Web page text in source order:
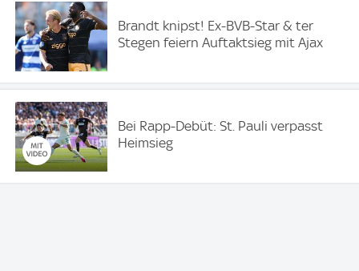
Brandt knipst! Ex-BVB-Star & ter
Stegen feiern Auftaktsieg mit Ajax
Bei Rapp-Debüt: St. Pauli verpasst
Heimsieg